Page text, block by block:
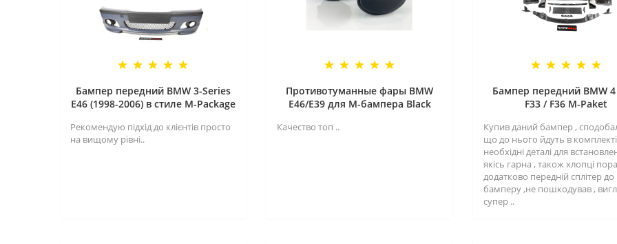
Бампер передний BMW 3-Series
E46 (1998-2006) в стиле M-Package
Рекомендую підхід до клієнтів просто
на вищому рівні..
Противотуманные фары BMW
E46/E39 для M-бампера Black
Качество топ ..
Бампер передний BMW 4
F33 / F36 M-Paket
Купив даний бампер ,
що до нього йдуть в комплекті
необхідні деталі для
якісь гарна , також хлопці
додатково передній сплітер
бамперу ,не пошкодував ,
супер ..